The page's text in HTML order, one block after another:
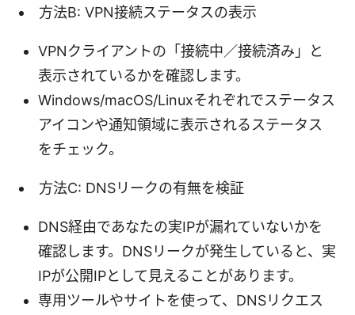
方法B: VPN接続ステータスの表示
VPNクライアントの「接続中／接続済み」と
表示されているかを確認します。
Windows/macOS/Linuxそれぞれでステータス
アイコンや通知領域に表示されるステータス
をチェック。
方法C: DNSリークの有無を検証
DNS経由であなたの実IPが漏れていないかを
確認します。DNSリークが発生していると、実
IPが公開IPとして見えることがあります。
専用ツールやサイトを使って、DNSリクエス